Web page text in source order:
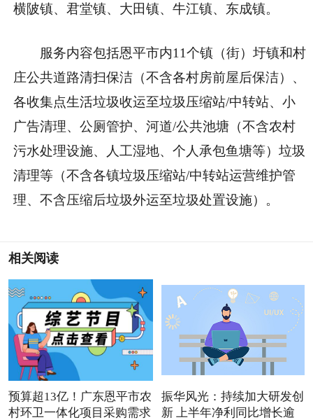
横陂镇、君堂镇、大田镇、牛江镇、东成镇。
服务内容包括恩平市内11个镇（街）圩镇和村
庄公共道路清扫保洁（不含各村房前屋后保洁）、
各收集点生活垃圾收运至垃圾压缩站/中转站、小
广告清理、公厕管护、河道/公共池塘（不含农村
污水处理设施、人工湿地、个人承包鱼塘等）垃圾
清理等（不含各镇垃圾压缩站/中转站运营维护管
理、不含压缩后垃圾外运至垃圾处置设施）。
相关阅读
预算超13亿！广东恩平市农
村环卫一体化项目采购需求
振华风光：持续加大研发创
新 上半年净利同比增长逾